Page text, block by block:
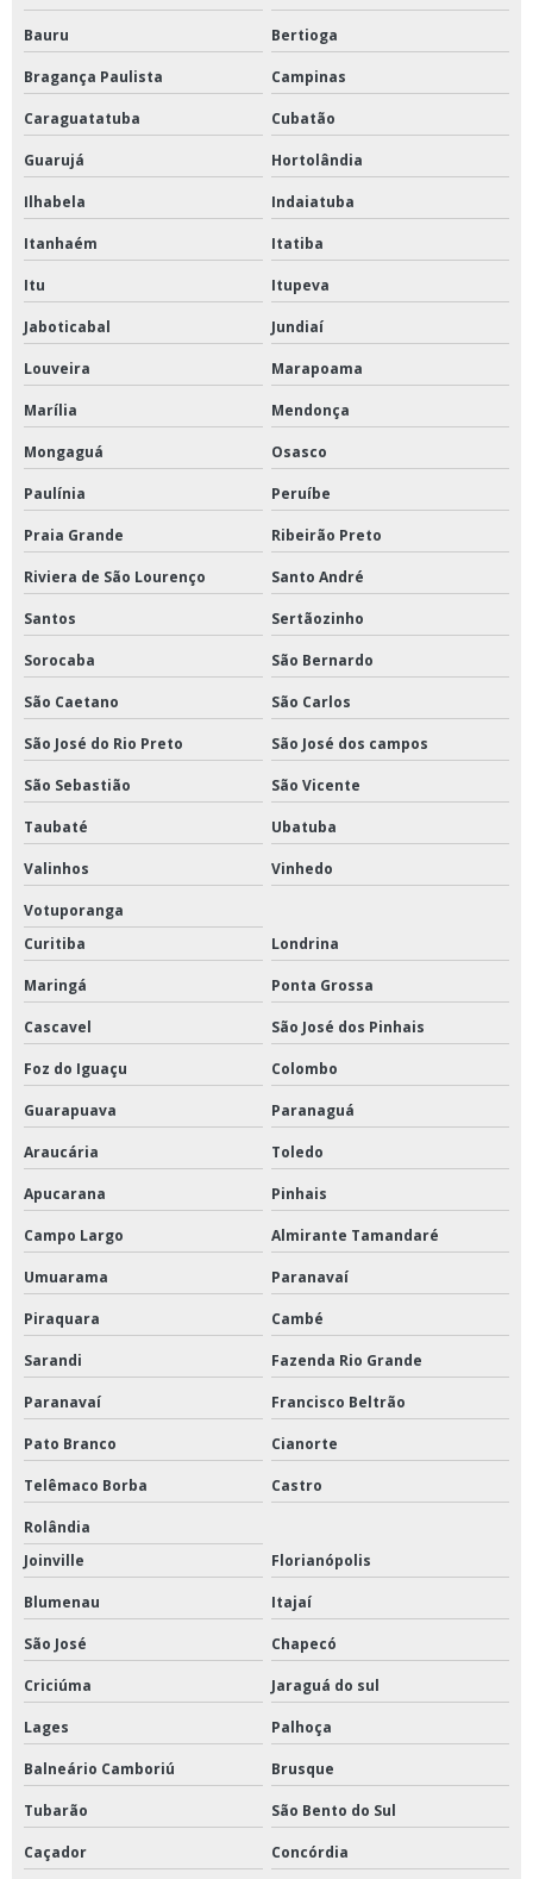
Bauru Bertioga
Bragança Paulista Campinas
Caraguatatuba Cubatão
Guarujá Hortolândia
Ilhabela Indaiatuba
Itanhaém Itatiba
Itu Itupeva
Jaboticabal Jundiaí
Louveira Marapoama
Marília Mendonça
Mongaguá Osasco
Paulínia Peruíbe
Praia Grande Ribeirão Preto
Riviera de São Lourenço Santo André
Santos Sertãozinho
Sorocaba São Bernardo
São Caetano São Carlos
São José do Rio Preto São José dos campos
São Sebastião São Vicente
Taubaté Ubatuba
Valinhos Vinhedo
Votuporanga
Curitiba
Londrina
Maringá Ponta Grossa
Cascavel São José dos Pinhais
Foz do Iguaçu Colombo
Guarapuava Paranaguá
Araucária Toledo
Apucarana Pinhais
Campo Largo Almirante Tamandaré
Umuarama Paranavaí
Piraquara Cambé
Sarandi Fazenda Rio Grande
Paranavaí Francisco Beltrão
Pato Branco Cianorte
Telêmaco Borba Castro
Rolândia
Joinville
Florianópolis
Blumenau Itajaí
São José Chapecó
Criciúma Jaraguá do sul
Lages Palhoça
Balneário Camboriú Brusque
Tubarão São Bento do Sul
Caçador Concórdia